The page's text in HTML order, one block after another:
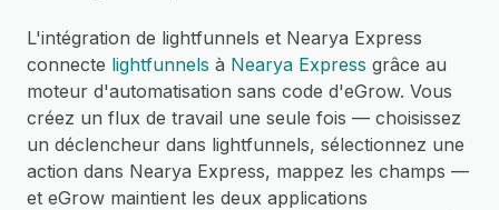
L'intégration de lightfunnels et Nearya Express
connecte lightfunnels à Nearya Express grâce au
moteur d'automatisation sans code d'eGrow. Vous
créez un flux de travail une seule fois — choisissez
un déclencheur dans lightfunnels, sélectionnez une
action dans Nearya Express, mappez les champs —
et eGrow maintient les deux applications